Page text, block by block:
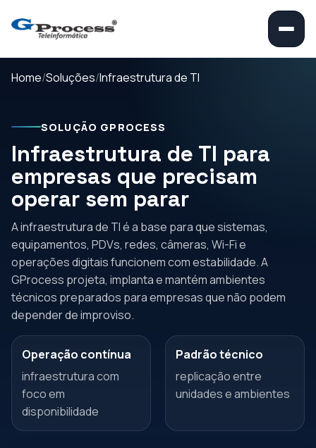
Home Soluções Infraestrutura de TI
SOLUÇÃO GPROCESS
Infraestrutura de TI para
empresas que precisam
operar sem parar
A infraestrutura de TI é a base para que sistemas,
equipamentos, PDVs, redes, câmeras, Wi-Fi e
operações digitais funcionem com estabilidade. A
GProcess projeta, implanta e mantém ambientes
técnicos preparados para empresas que não podem
depender de improviso.
Operação contínua
infraestrutura com
foco em
disponibilidade
Padrão técnico
replicação entre
unidades e ambientes